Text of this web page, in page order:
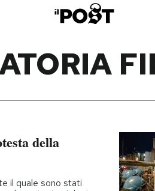
della
il quale sono stati